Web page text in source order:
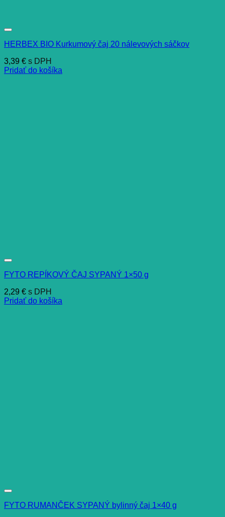
HERBEX BIO Kurkumový čaj 20 nálevových sáčkov
3,39 € s DPH
Pridať do košíka
FYTO REPÍKOVÝ ČAJ SYPANÝ 1×50 g
2,29 € s DPH
Pridať do košíka
FYTO RUMANČEK SYPANÝ bylinný čaj 1×40 g